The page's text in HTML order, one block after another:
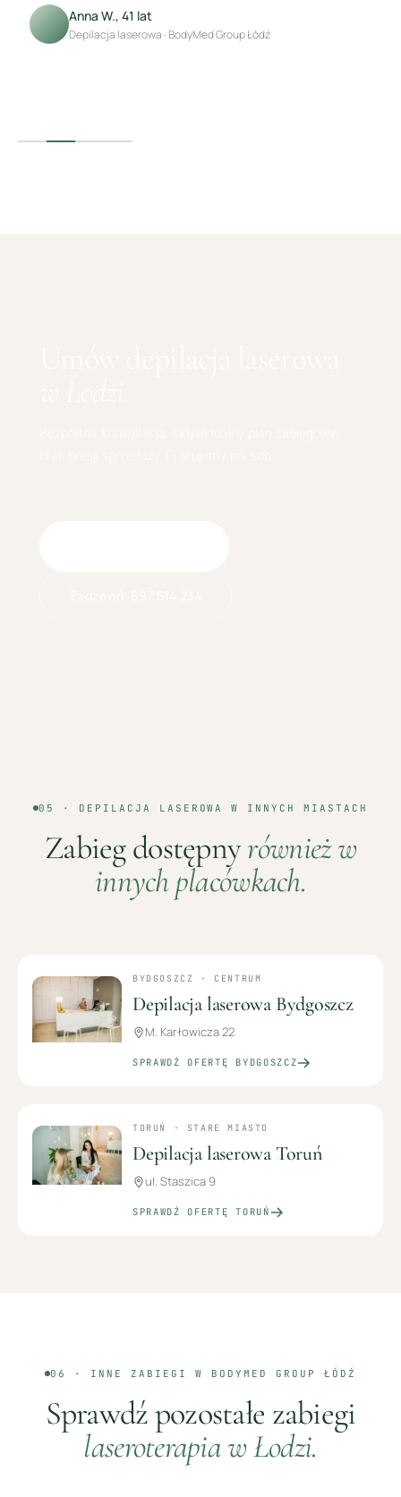
Karolina M., 38 lat
Depilacja laserowa · BodyMed Group Łódź
05 · DEPILACJA LASEROWA W INNYCH MIASTACH
Zabieg dostępnyrównież w
innych placówkach.
BYDGOSZCZ · CENTRUM
Depilacja laserowa Bydgoszcz
M. Karłowicza 22
SPRAWDŹ OFERTĘ BYDGOSZCZ
TORUŃ · STARE MIASTO
Depilacja laserowa Toruń
ul. Staszica 9
SPRAWDŹ OFERTĘTORUŃ
06 · INNE ZABIEGI W BODYMED GROUP ŁÓDŹ
Sprawdź pozostałe zabiegi
laseroterapiawŁodzi.